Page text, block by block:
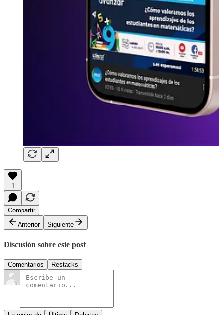
1
Compartir
Anterior
Siguiente
Discusión sobre este post
Comentarios Restacks